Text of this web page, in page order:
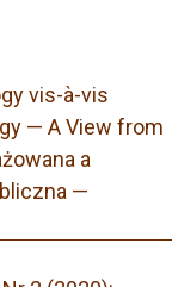
vis-à-vis
— A View from
a
—